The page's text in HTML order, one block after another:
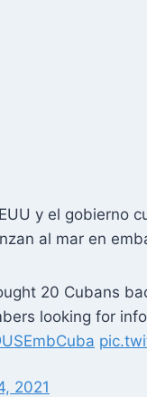
y el gobierno
al mar en
20 Cubans
looking for
2021